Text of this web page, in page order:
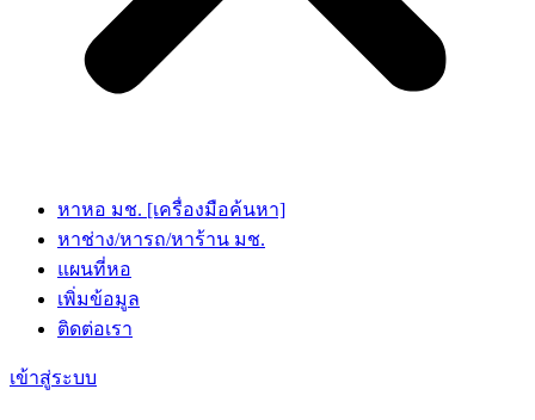
หาหอ มช. [เครื่องมือค้นหา]
หาช่าง/หารถ/หาร้าน มช.
แผนที่หอ
เพิ่มข้อมูล
ติดต่อเรา
เข้าสู่ระบบ